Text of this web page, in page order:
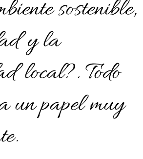
sostenible,
y la
local?. Todo
un papel muy